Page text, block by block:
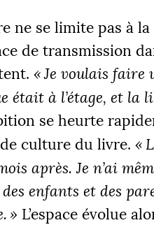
ne se limite pas à la
de transmission
«Je voulais faire
était à l’étage, et la
se heurte
culture du livre. «
après. Je n’ai
enfants et des
» L’espace évolue